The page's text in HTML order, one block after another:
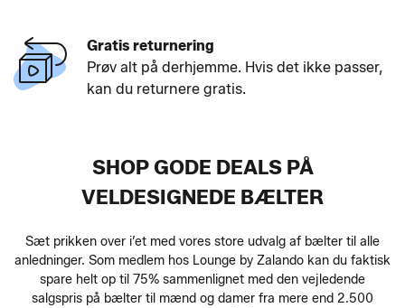
Gratis returnering
Prøv alt på derhjemme. Hvis det ikke passer,
kan du returnere gratis.
SHOP GODE DEALS PÅ
VELDESIGNEDE BÆLTER
Sæt prikken over i’et med vores store udvalg af bælter til alle
anledninger. Som medlem hos Lounge by Zalando kan du faktisk
spare helt op til 75% sammenlignet med den vejledende
salgspris på bælter til mænd og damer fra mere end 2.500